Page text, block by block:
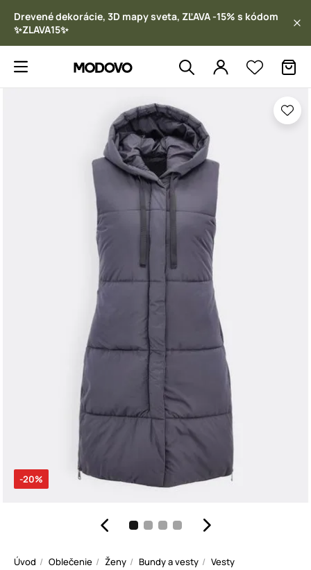
Drevené dekorácie, 3D mapy sveta, ZĽAVA -15% s kódom
✨ZLAVA15✨
-20%
Úvod Oblečenie Ženy Bundy a vesty Vesty